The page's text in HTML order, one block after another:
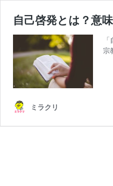
自己啓発とは？意
宗
ミラクリ